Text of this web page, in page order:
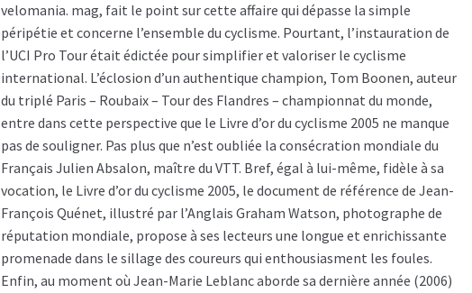
velomania. mag, fait le point sur cette affaire qui dépasse la simple
péripétie et concerne l’ensemble du cyclisme. Pourtant, l’instauration de
l’UCI Pro Tour était édictée pour simplifier et valoriser le cyclisme
international. L’éclosion d’un authentique champion, Tom Boonen, auteur
du triplé Paris – Roubaix – Tour des Flandres – championnat du monde,
entre dans cette perspective que le Livre d’or du cyclisme 2005 ne manque
pas de souligner. Pas plus que n’est oubliée la consécration mondiale du
Français Julien Absalon, maître du VTT. Bref, égal à lui-même, fidèle à sa
vocation, le Livre d’or du cyclisme 2005, le document de référence de Jean-
François Quénet, illustré par l’Anglais Graham Watson, photographe de
réputation mondiale, propose à ses lecteurs une longue et enrichissante
promenade dans le sillage des coureurs qui enthousiasment les foules.
Enfin, au moment où Jean-Marie Leblanc aborde sa dernière année (2006)